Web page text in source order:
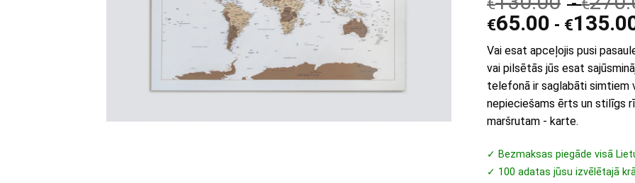
€65.00 - €
Vai esat apceļojis pusi
vai pilsētās jūs esat
telefonā ir saglabāti simtiem
nepieciešams ērts un stilīgs
maršrutam - karte.
✓ Bezmaksas piegāde visā
✓ 100 adatas jūsu izvēlētajā